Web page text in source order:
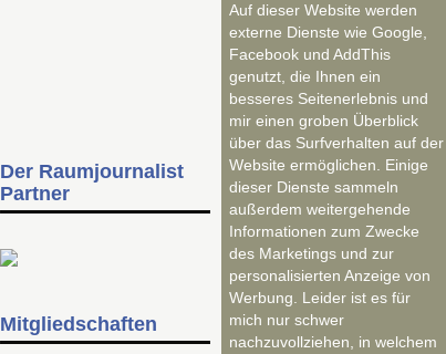
Der Raumjournalist
Partner
Mitgliedschaften
Auf dieser Website werden
externe Dienste wie Google,
Facebook und AddThis
genutzt, die Ihnen ein
besseres Seitenerlebnis und
mir einen groben Überblick
über das Surfverhalten auf der
Website ermöglichen. Einige
dieser Dienste sammeln
außerdem weitergehende
Informationen zum Zwecke
des Marketings und zur
personalisierten Anzeige von
Werbung. Leider ist es für
mich nur schwer
nachzuvollziehen, in welchem